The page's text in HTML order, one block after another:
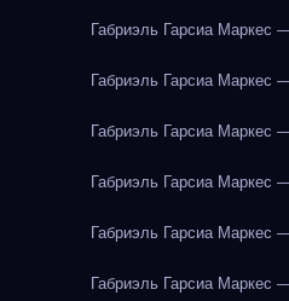
Габриэль Гарсиа Маркес
Габриэль Гарсиа Маркес
Габриэль Гарсиа Маркес
Габриэль Гарсиа Маркес
Габриэль Гарсиа Маркес
Габриэль Гарсиа Маркес